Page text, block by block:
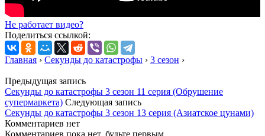
Не работает видео?
Поделиться ссылкой:
Главная › Секунды до катастрофы › 3 сезон ›
Предыдущая запись
Секунды до катастрофы 3 сезон 11 серия (Обрушение
супермаркета) Следующая запись
Секунды до катастрофы 3 сезон 13 серия (Азиатское цунами)
Комментариев нет
Комментариев пока нет, будьте первым.